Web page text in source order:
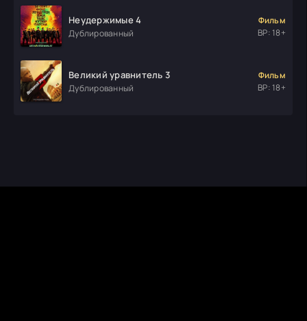
Неудержимые 4
Дублированный
Фильм
ВР: 18+
Великий уравнитель 3
Дублированный
Фильм
ВР: 18+